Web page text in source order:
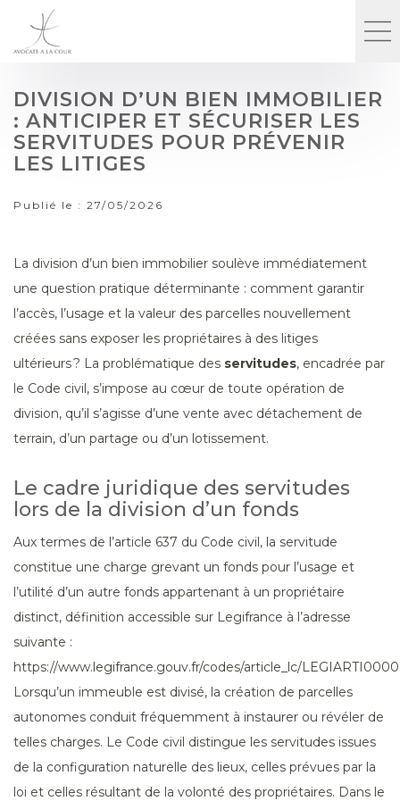
DIVISION D’UN BIEN IMMOBILIER
: ANTICIPER ET SÉCURISER LES
SERVITUDES POUR PRÉVENIR
LES LITIGES
Publié le : 27/05/2026
La division d’un bien immobilier soulève immédiatement
une question pratique déterminante : comment garantir
l’accès, l’usage et la valeur des parcelles nouvellement
créées sans exposer les propriétaires à des litiges
ultérieurs ? La problématique des servitudes, encadrée par
le Code civil, s’impose au cœur de toute opération de
division, qu’il s’agisse d’une vente avec détachement de
terrain, d’un partage ou d’un lotissement.
Le cadre juridique des servitudes
lors de la division d’un fonds
Aux termes de l’article 637 du Code civil, la servitude
constitue une charge grevant un fonds pour l’usage et
l’utilité d’un autre fonds appartenant à un propriétaire
distinct, définition accessible sur Legifrance à l’adresse
suivante :
https://www.legifrance.gouv.fr/codes/article_lc/
Lorsqu’un immeuble est divisé, la création de parcelles
autonomes conduit fréquemment à instaurer ou révéler de
telles charges. Le Code civil distingue les servitudes issues
de la configuration naturelle des lieux, celles prévues par la
loi et celles résultant de la volonté des propriétaires. Dans le